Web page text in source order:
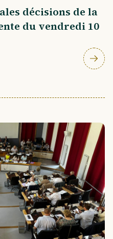
décisions de la
du vendredi 10